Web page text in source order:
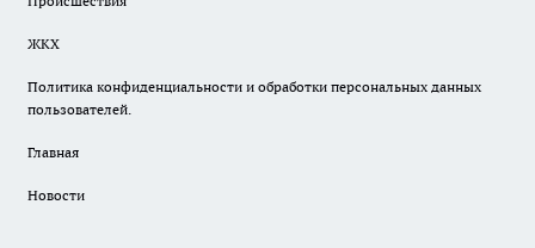
ЖКХ
Политика конфиденциальности и обработки персональных данных
пользователей.
Главная
Новости